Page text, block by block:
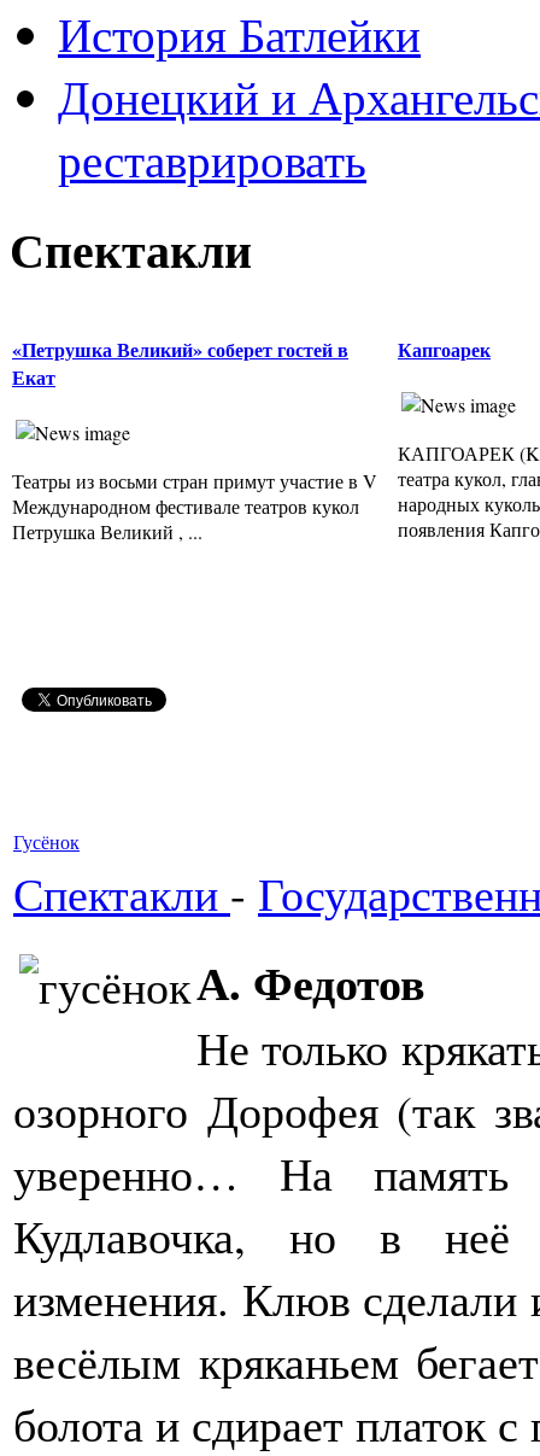
История Батлейки
Донецкий и
реставрировать
Спектакли
«Петрушка Великий» соберет гостей в
Екат
Театры из восьми стран примут участие в V
Международном фестивале театров кукол
Петрушка Великий , ...
Капгоарек
КАПГОАРЕК
театра кукол,
народных
появления
Гусёнок
Спектакли -
А. Федотов
Не только
озорного Дорофея (так
уверенно… На память
Кудлавочка, но в неё
изменения. Клюв
весёлым кряканьем
болота и сдирает платок